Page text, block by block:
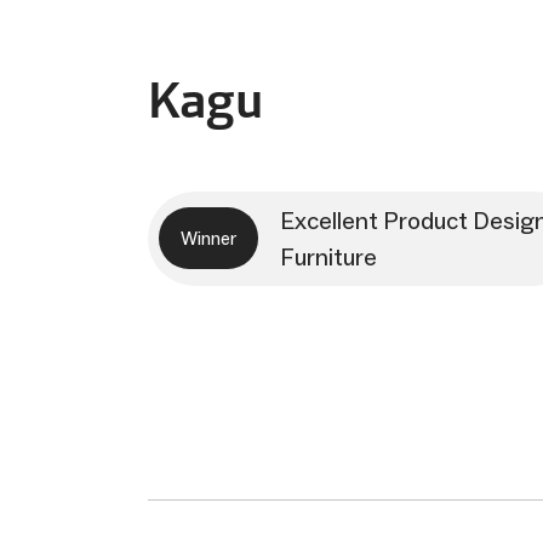
Kagu
Winner
Excellent Product
Furniture